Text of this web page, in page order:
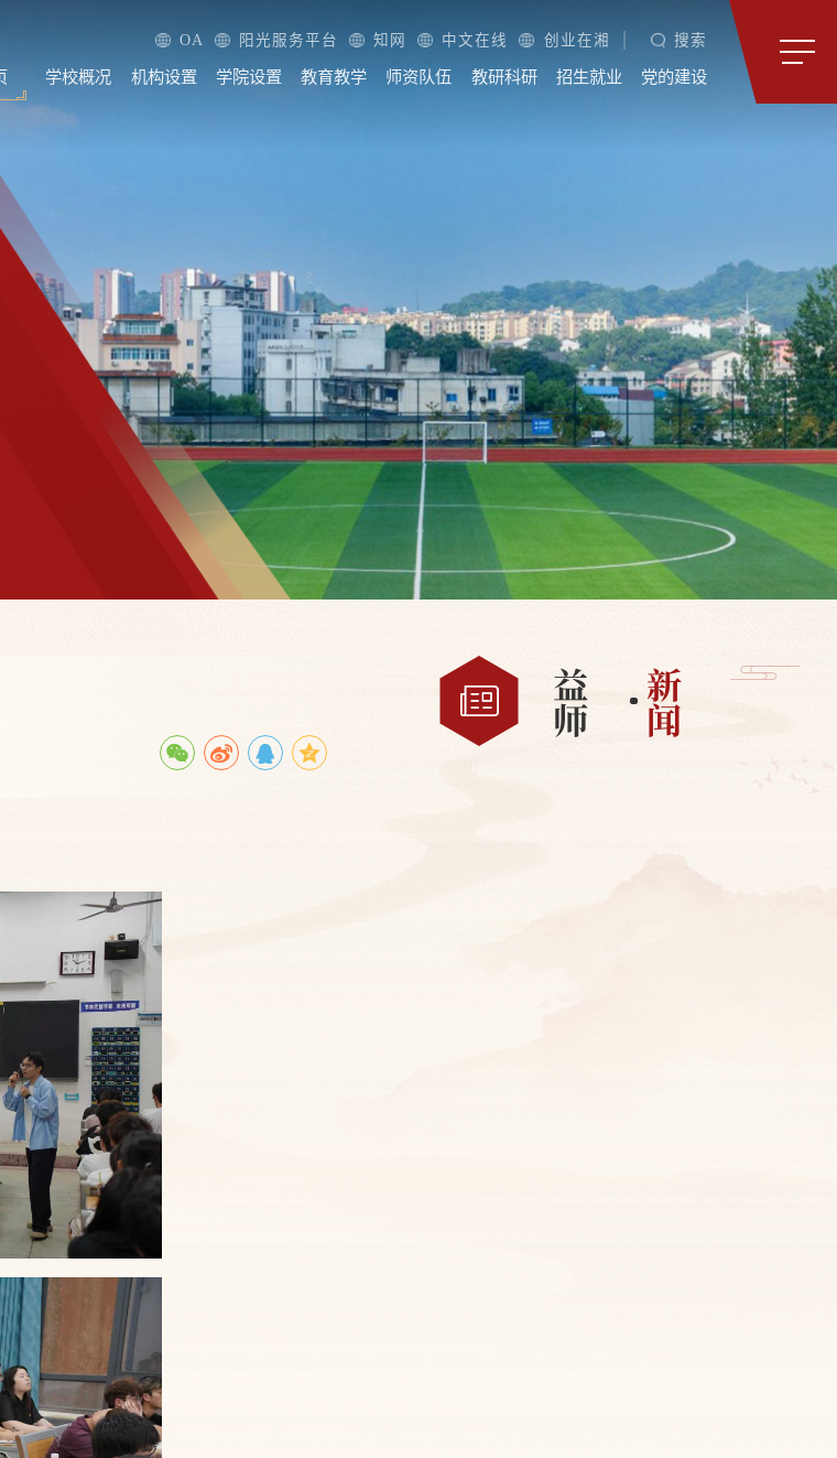
OA 阳光服务平台 知网 中文在线 创业在湘 搜索
学校概况 机构设置 学院设置 教育教学 师资队伍 教研科研 招生就业 党的建设
益
师
新
闻